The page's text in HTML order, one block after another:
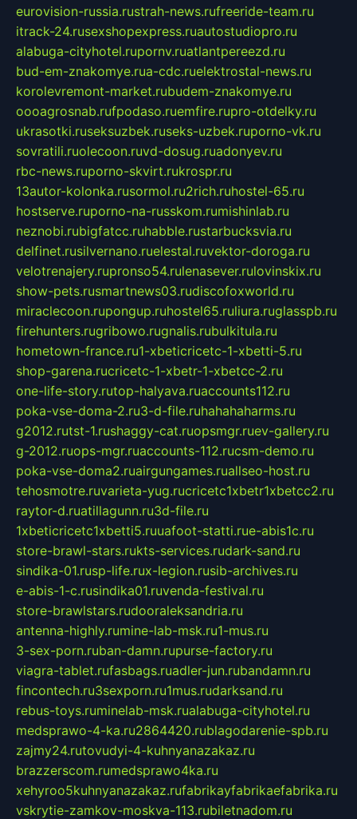
eurovision-russia.rustrah-news.rufreeride-team.ru
itrack-24.rusexshopexpress.ruautostudiopro.ru
alabuga-cityhotel.rupornv.ruatlantpereezd.ru
bud-em-znakomye.rua-cdc.ruelektrostal-news.ru
korolevremont-market.rubudem-znakomye.ru
oooagrosnab.rufpodaso.ruemfire.rupro-otdelky.ru
ukrasotki.ruseksuzbek.ruseks-uzbek.ruporno-vk.ru
sovratili.ruolecoon.ruvd-dosug.ruadonyev.ru
rbc-news.ruporno-skvirt.rukrospr.ru
13autor-kolonka.rusormol.ru2rich.ruhostel-65.ru
hostserve.ruporno-na-russkom.rumishinlab.ru
neznobi.rubigfatcc.ruhabble.rustarbucksvia.ru
delfinet.rusilvernano.ruelestal.ruvektor-doroga.ru
velotrenajery.rupronso54.rulenasever.rulovinskix.ru
show-pets.rusmartnews03.rudiscofoxworld.ru
miraclecoon.rupongup.ruhostel65.ruliura.ruglasspb.ru
firehunters.rugribowo.rugnalis.rubulkitula.ru
hometown-france.ru1-xbeticricetc-1-xbetti-5.ru
shop-garena.rucricetc-1-xbetr-1-xbetcc-2.ru
one-life-story.rutop-halyava.ruaccounts112.ru
poka-vse-doma-2.ru3-d-file.ruhahahaharms.ru
g2012.rutst-1.rushaggy-cat.ruopsmgr.ruev-gallery.ru
g-2012.ruops-mgr.ruaccounts-112.rucsm-demo.ru
poka-vse-doma2.ruairgungames.ruallseo-host.ru
tehosmotre.ruvarieta-yug.rucricetc1xbetr1xbetcc2.ru
raytor-d.ruatillagunn.ru3d-file.ru
1xbeticricetc1xbetti5.ruuafoot-statti.rue-abis1c.ru
store-brawl-stars.rukts-services.rudark-sand.ru
sindika-01.rusp-life.rux-legion.rusib-archives.ru
e-abis-1-c.rusindika01.ruvenda-festival.ru
store-brawlstars.rudooraleksandria.ru
antenna-highly.rumine-lab-msk.ru1-mus.ru
3-sex-porn.ruban-damn.rupurse-factory.ru
viagra-tablet.rufasbags.ruadler-jun.rubandamn.ru
fincontech.ru3sexporn.ru1mus.rudarksand.ru
rebus-toys.ruminelab-msk.rualabuga-cityhotel.ru
medsprawo-4-ka.ru2864420.rublagodarenie-spb.ru
zajmy24.rutovudyi-4-kuhnyanazakaz.ru
brazzerscom.rumedsprawo4ka.ru
xehyroo5kuhnyanazakaz.rufabrikayfabrikaefabrika.ru
vskrytie-zamkov-moskva-113.rubiletnadom.ru